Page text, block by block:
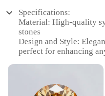
Specifications:
Material: High-quality
stones
Design and Style:
perfect for enhancing
lasting, with a brilliant